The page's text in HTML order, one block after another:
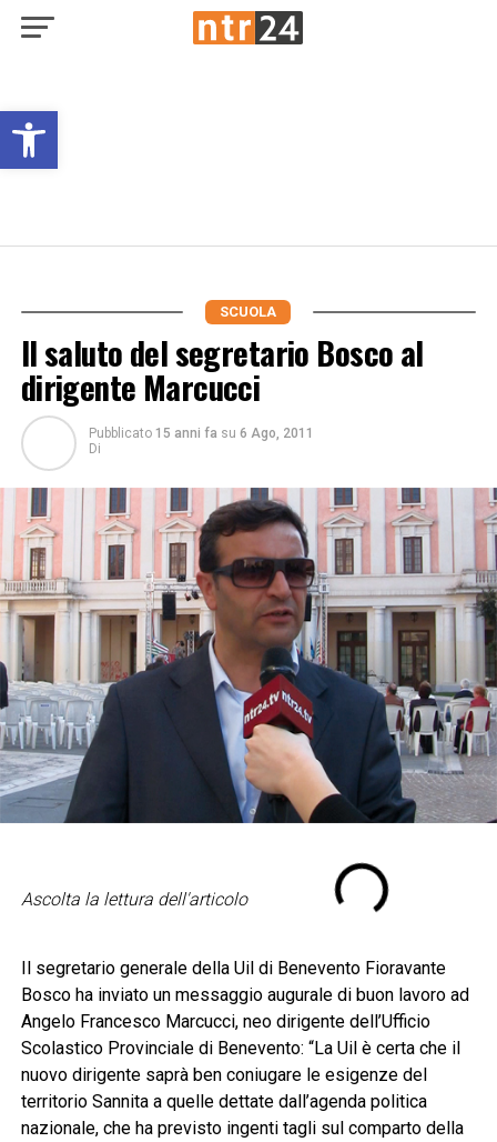
Open toolbar
SCUOLA
Il saluto del segretario Bosco al
dirigente Marcucci
Pubblicato 15 anni fa su 6 Ago, 2011
Di
Ascolta la lettura dell'articolo
Il segretario generale della Uil di Benevento Fioravante
Bosco ha inviato un messaggio augurale di buon lavoro ad
Angelo Francesco Marcucci, neo dirigente dell’Ufficio
Scolastico Provinciale di Benevento: “La Uil è certa che il
nuovo dirigente saprà ben coniugare le esigenze del
territorio Sannita a quelle dettate dall’agenda politica
nazionale, che ha previsto ingenti tagli sul comparto della